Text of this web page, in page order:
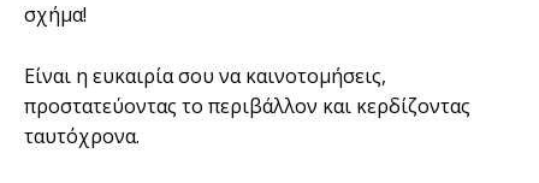
σχήμα!
Είναι η ευκαιρία σου να καινοτομήσεις,
προστατεύοντας το περιβάλλον και κερδίζοντας
ταυτόχρονα.